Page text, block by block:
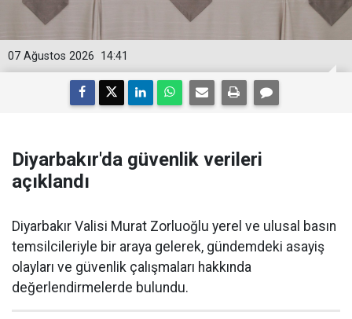
14:41
07 Ağustos 2026
Diyarbakır'da güvenlik verileri
açıklandı
Diyarbakır Valisi Murat Zorluoğlu yerel ve ulusal basın
temsilcileriyle bir araya gelerek, gündemdeki asayiş
olayları ve güvenlik çalışmaları hakkında
değerlendirmelerde bulundu.